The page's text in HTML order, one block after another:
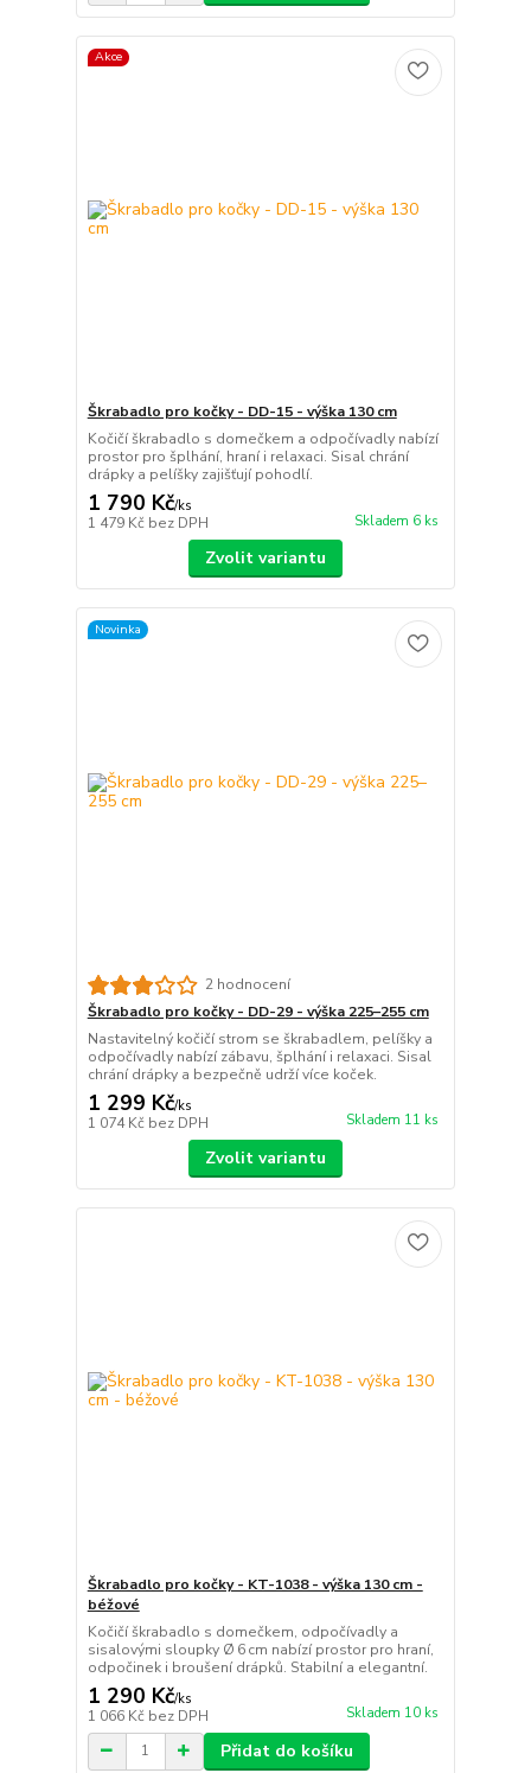
Akce
Škrabadlo pro kočky - DD-15 - výška 130 cm
Kočičí škrabadlo s domečkem a odpočívadly nabízí
prostor pro šplhání, hraní i relaxaci. Sisal chrání
drápky a pelíšky zajišťují pohodlí.
1 790 Kč/ks
1 479 Kč bez DPH Skladem 6 ks
Zvolit variantu
Novinka
2 hodnocení
Škrabadlo pro kočky - DD-29 - výška 225–255 cm
Nastavitelný kočičí strom se škrabadlem, pelíšky a
odpočívadly nabízí zábavu, šplhání i relaxaci. Sisal
chrání drápky a bezpečně udrží více koček.
1 299 Kč/ks
1 074 Kč bez DPH Skladem 11 ks
Zvolit variantu
Škrabadlo pro kočky - KT-1038 - výška 130 cm -
béžové
Kočičí škrabadlo s domečkem, odpočívadly a
sisalovými sloupky Ø 6 cm nabízí prostor pro hraní,
odpočinek i broušení drápků. Stabilní a elegantní.
1 290 Kč/ks
1 066 Kč bez DPH Skladem 10 ks
Přidat do košíku